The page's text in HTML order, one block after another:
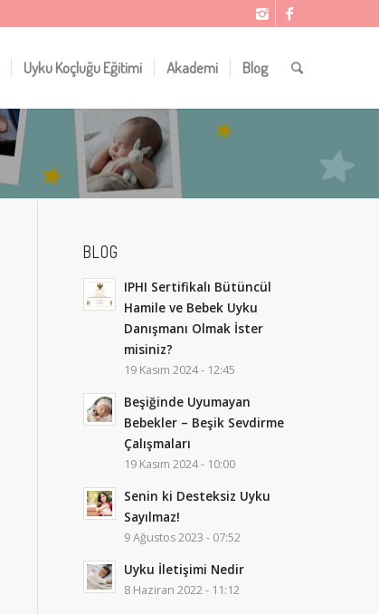
Uyku Koçluğu Eğitimi Akademi Blog
BLOG
IPHI Sertifikalı Bütüncül
Hamile ve Bebek Uyku
Danışmanı Olmak İster
misiniz?
19 Kasım 2024 - 12:45
Beşiğinde Uyumayan
Bebekler – Beşik Sevdirme
Çalışmaları
19 Kasım 2024 - 10:00
Senin ki Desteksiz Uyku
Sayılmaz!
9 Ağustos 2023 - 07:52
Uyku İletişimi Nedir
8 Haziran 2022 - 11:12